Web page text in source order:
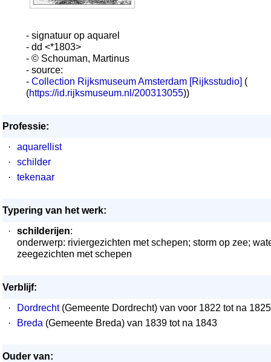
- signatuur op aquarel
- dd <*1803>
- © Schouman, Martinus
- source:
- Collection Rijksmuseum Amsterdam [Rijksstudio] (
(https://id.rijksmuseum.nl/200313055))
Professie:
·
aquarellist
·
schilder
·
tekenaar
Typering van het werk:
·
schilderijen:
onderwerp: riviergezichten met schepen; storm op zee;
zeegezichten met schepen
Verblijf:
·
Dordrecht(Gemeente Dordrecht) van voor 1822 tot na 1825
·
Breda (Gemeente Breda) van 1839 tot na 1843
Ouder van: